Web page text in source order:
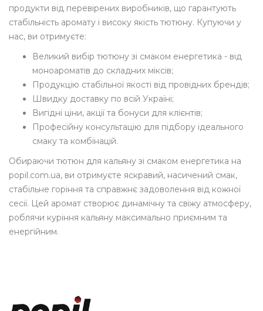
продукти від перевірених виробників, що гарантують
стабільність аромату і високу якість тютюну. Купуючи у
нас, ви отримуєте:
Великий вибір тютюну зі смаком енергетика - від
моноароматів до складних міксів;
Продукцію стабільної якості від провідних брендів;
Швидку доставку по всій Україні;
Вигідні ціни, акції та бонуси для клієнтів;
Професійну консультацію для підбору ідеального
смаку та комбінацій.
Обираючи тютюн для кальяну зі смаком енергетика на
popil.com.ua, ви отримуєте яскравий, насичений смак,
стабільне горіння та справжнє задоволення від кожної
сесії. Цей аромат створює динамічну та свіжу атмосферу,
роблячи куріння кальяну максимально приємним та
енергійним.